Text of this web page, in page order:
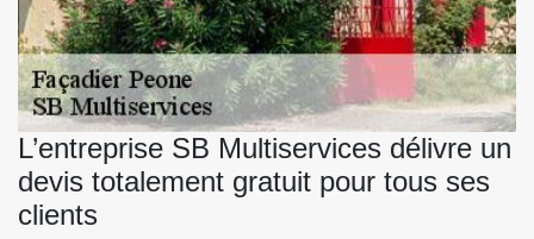
L’entreprise SB Multiservices délivre un
devis totalement gratuit pour tous ses
clients